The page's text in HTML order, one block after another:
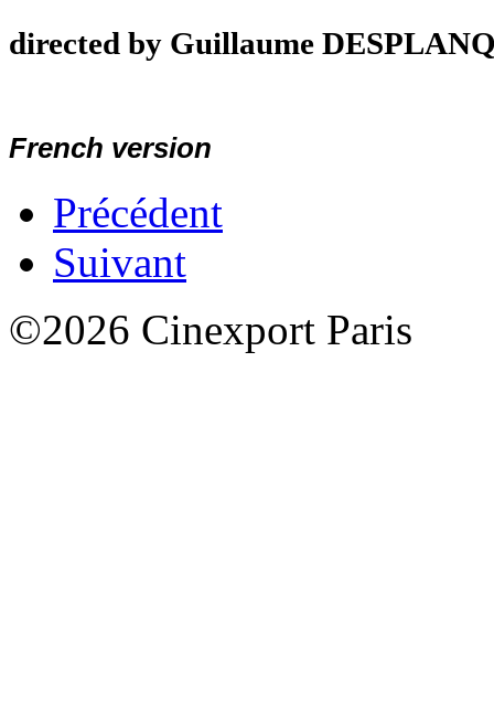
directed by Guillaume
French version
Précédent
Suivant
©2026 Cinexport Paris